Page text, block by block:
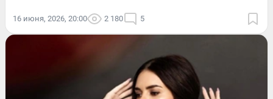
16 июня, 2026, 20:00 2 180 5